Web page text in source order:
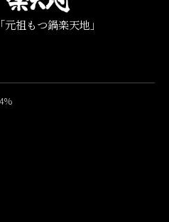
祖もつ鍋楽天地」